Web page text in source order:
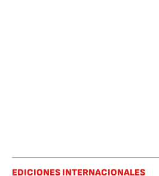
EDICIONES INTERNACIONALES